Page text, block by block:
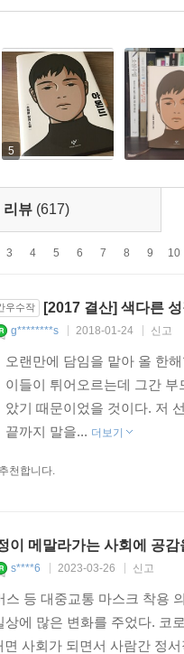
하며 생긴 직업병 같은 게
틸 용기와 힘을 주는 소설이
기 활」 「터널」 제작)
달리 힘들게 태어난 소년
이 일어났다. 그 좋은 일이
계 맺고 성장하는 과정을
않기 위한 눈물겨운 분투
학상 심사위원 권여선 김지
만 같은 마음으로 주인
소년심사단 심사평 중에서
의 등장. 각박한 현실을 반
고 볼 수 있을까? 공감을
하지 못한 사람들이 넘쳐
고 올 것이다. -출판평론가 한
5
리뷰 (617)
3 4 5 6 7 8 9 10
우수작 [2017 결산] 색다른
g********s 2018-01-24 신고
오랜만에 담임을 맡아 올 한
이들이 튀어오르는데 그간
았기 때문이었을 것이다. 저
끝까지 말을... 더보기
천합니다.
이 메말라가는 사회에 공
s****6 2023-03-26 신고
스 등 대중교통 마스크 착용
상에 많은 변화를 주었다. 코
면 사회가 되면서 사람간 정